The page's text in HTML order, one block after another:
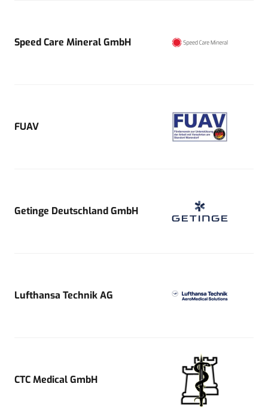
Speed Care Mineral GmbH
FUAV
Getinge Deutschland GmbH
Lufthansa Technik AG
CTC Medical GmbH